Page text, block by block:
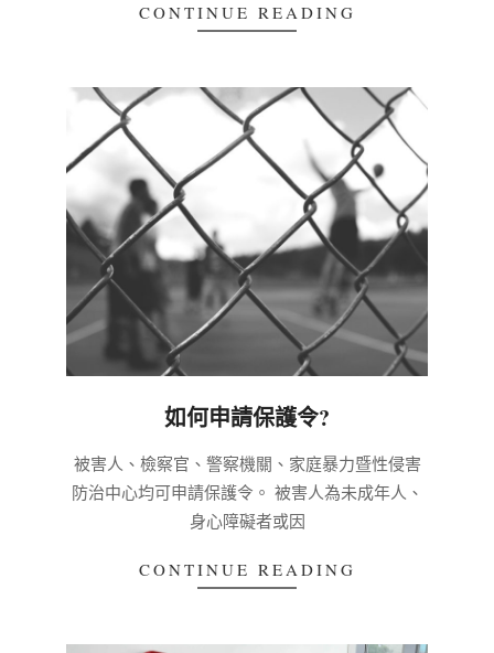
CONTINUE READING
如何申請保護令?
03-
03
被害人、檢察官、警察機關、家庭暴力暨性侵害
防治中心均可申請保護令。 被害人為未成年人、
身心障礙者或因
CONTINUE READING